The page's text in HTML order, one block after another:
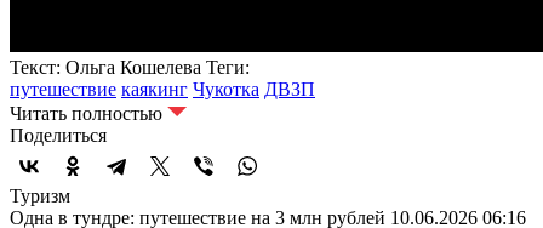
Текст: Ольга Кошелева Теги:
путешествие каякинг Чукотка ДВЗП
Читать полностью
Поделиться
Туризм
Одна в тундре: путешествие на 3 млн рублей 10.06.2026 06:16